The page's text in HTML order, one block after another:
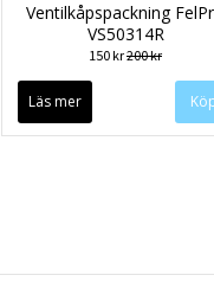
Ventilkåpspackning
VS50314R
150 kr200 kr
Läs mer